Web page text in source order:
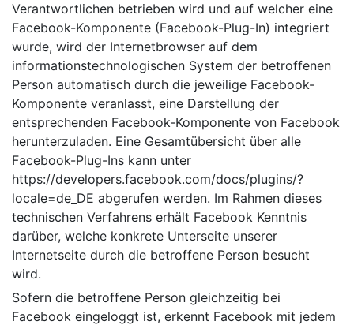
Verantwortlichen betrieben wird und auf welcher eine
Facebook-Komponente (Facebook-Plug-In) integriert
wurde, wird der Internetbrowser auf dem
informationstechnologischen System der betroffenen
Person automatisch durch die jeweilige Facebook-
Komponente veranlasst, eine Darstellung der
entsprechenden Facebook-Komponente von Facebook
herunterzuladen. Eine Gesamtübersicht über alle
Facebook-Plug-Ins kann unter
https://developers.facebook.com/docs/plugins/?
locale=de_DE abgerufen werden. Im Rahmen dieses
technischen Verfahrens erhält Facebook Kenntnis
darüber, welche konkrete Unterseite unserer
Internetseite durch die betroffene Person besucht
wird.
Sofern die betroffene Person gleichzeitig bei
Facebook eingeloggt ist, erkennt Facebook mit jedem